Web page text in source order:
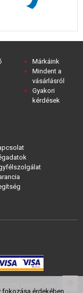
fokozása érdekében
Márkáink
Mindent a
vásárlásról
Gyakori
kérdések